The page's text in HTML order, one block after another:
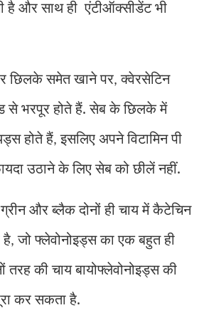
है और साथ ही एंटीऑक्सीडेंट भी
छिलके समेत खाने पर,क्वेरसेटिन
से भरपूर होते हैं. सेब के छिलके में
होते हैं,इसलिए अपने विटामिन पी
उठाने के लिए सेब को छीलें नहीं.
ग्रीन और ब्लैक दोनों ही चाय में कैटेचिन
है,जो फ्लेवोनोइड्स का एक बहुत ही
तरह की चाय बायोफ्लेवोनोइड्स की
कर सकता है.